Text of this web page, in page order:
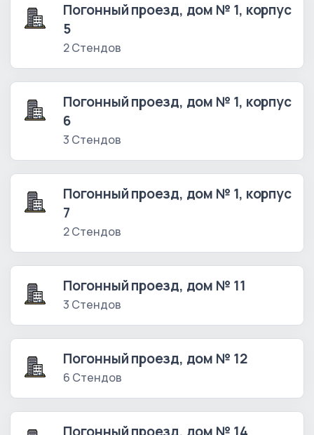
Погонный проезд, дом № 1, корпус
5
2 Стендов
Погонный проезд, дом № 1, корпус
6
3 Стендов
Погонный проезд, дом № 1, корпус
7
2 Стендов
Погонный проезд, дом № 11
3 Стендов
Погонный проезд, дом № 12
6 Стендов